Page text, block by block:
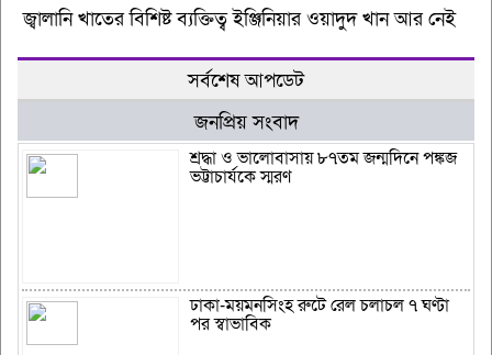
জ্বালানি খাতের বিশিষ্ট ব্যক্তিত্ব ইঞ্জিনিয়ার ওয়াদুদ খান আর নেই
সর্বশেষ আপডেট
জনপ্রিয় সংবাদ
শ্রদ্ধা ও ভালোবাসায় ৮৭তম জন্মদিনে পঙ্কজ
ভট্টাচার্যকে স্মরণ
ঢাকা-ময়মনসিংহ রুটে রেল চলাচল ৭ ঘণ্টা
পর স্বাভাবিক